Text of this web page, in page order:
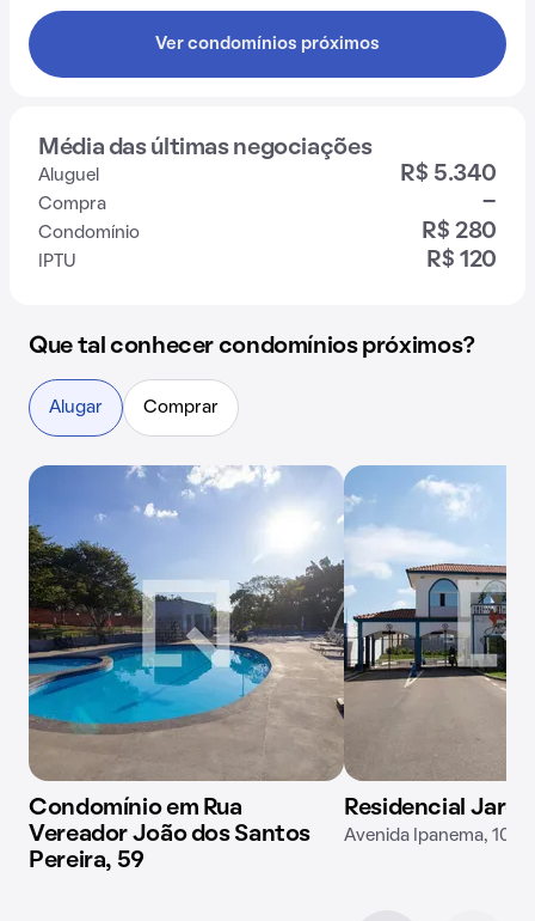
Ver condomínios próximos
Média das últimas negociações
Aluguel R$ 5.340
Compra -
Condomínio R$ 280
IPTU R$ 120
Que tal conhecer condomínios próximos?
Alugar Comprar
Condomínio em Rua
Vereador João dos Santos
Pereira, 59
Residencial
Avenida Ipanema,